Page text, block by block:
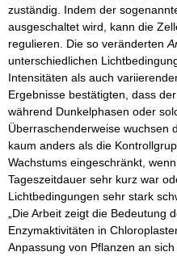
zuständig. Indem der
ausgeschaltet wird, kann die
regulieren. Die so veränderten
unterschiedlichen
Intensitäten als auch
Ergebnisse bestätigten, dass der
während Dunkelphasen oder
Überraschenderweise wuchsen
kaum anders als die
Wachstums eingeschränkt,
Tageszeitdauer sehr kurz war
Lichtbedingungen sehr stark
„Die Arbeit zeigt die Bedeutung
Enzymaktivitäten in
Anpassung von Pflanzen an